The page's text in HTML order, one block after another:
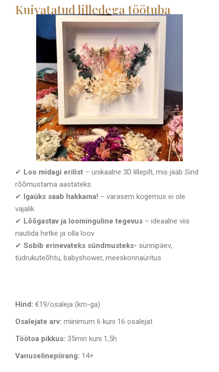
Kuivatatud lilledega töötuba
✔ Loo midagi erilist – unikaalne 3D lillepilt, mis jääb Sind
rõõmustama aastateks
✔ Igaüks saab hakkama! – varasem kogemus ei ole
vajalik
✔ Lõõgastav ja loominguline tegevus – ideaalne viis
nautida hetke ja olla loov
✔Sobib erinevateks sündmusteks- sünnipäev,
tüdrukuteõhtu, babyshower, meeskonnaüritus
Hind: €19/osaleja (km-ga)
Osalejate arv: miinimum 6 kuni 16 osalejat
Töötoa pikkus: 35min kuni 1,5h
Vanuselinepiirang: 14+